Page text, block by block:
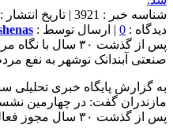
دیدگاه : 0 | ارسال توسط :
پس از گذشت ۳۰
صنعتی آبندانک نوشهر به نفع
به گزارش پایگاه خبری تحلیلی
مازندران گفت: در چهارمین
پس از گذشت ۳۰ سال مجوز فعالیت صنعتگران نوشهری صادر شد.